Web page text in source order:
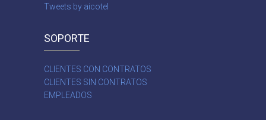
Tweets by aicotel
SOPORTE
CLIENTES CON CONTRATOS
CLIENTES SIN CONTRATOS
EMPLEADOS